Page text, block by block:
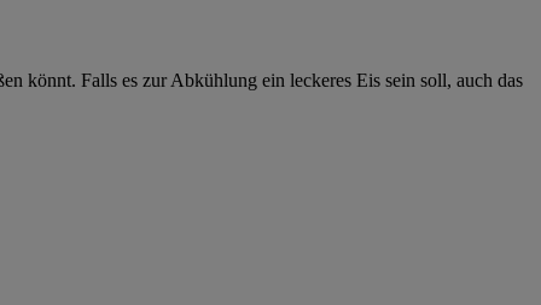
könnt. Falls es zur Abkühlung ein leckeres Eis sein soll, auch das